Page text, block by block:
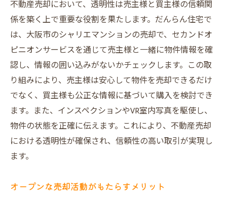
不動産売却において、透明性は売主様と買主様の信頼関
係を築く上で重要な役割を果たします。だんらん住宅で
は、大阪市のシャリエマンションの売却で、セカンドオ
ピニオンサービスを通じて売主様と一緒に物件情報を確
認し、情報の囲い込みがないかチェックします。この取
り組みにより、売主様は安心して物件を売却できるだけ
でなく、買主様も公正な情報に基づいて購入を検討でき
ます。また、インスペクションやVR室内写真を駆使し、
物件の状態を正確に伝えます。これにより、不動産売却
における透明性が確保され、信頼性の高い取引が実現し
ます。
オープンな売却活動がもたらすメリット